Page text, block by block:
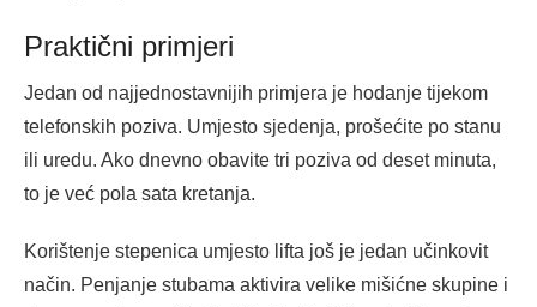
Praktični primjeri
Jedan od najjednostavnijih primjera je hodanje tijekom
telefonskih poziva. Umjesto sjedenja, prošećite po stanu
ili uredu. Ako dnevno obavite tri poziva od deset minuta,
to je već pola sata kretanja.
Korištenje stepenica umjesto lifta još je jedan učinkovit
način. Penjanje stubama aktivira velike mišićne skupine i